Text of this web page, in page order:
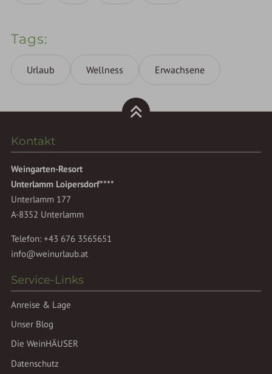
Tags
Urlaub Wellness Erwachsene
Kontakt
Weingarten-Resort
Unterlamm Loipersdorf****
Unterlamm 177
A-8352 Unterlamm
Telefon:+43 676 3565651
info@weinurlaub.at
Service-Links
Anreise & Lage
Unser Blog
Die WeinHÄUSER
Datenschutz